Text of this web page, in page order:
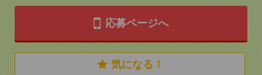
応募ページへ
気になる！